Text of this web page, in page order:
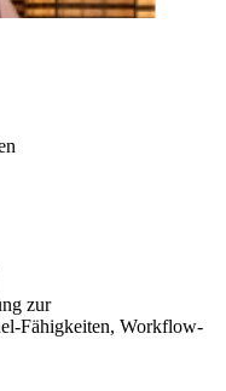
zur
Fähigkeiten, Workflow-